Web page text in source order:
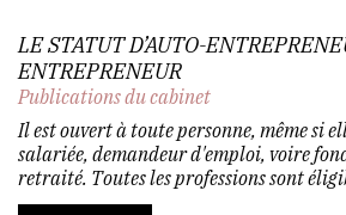
LE STATUT D’AUTO-
ENTREPRENEUR
Publications du cabinet
Il est ouvert à toute personne, même si
salariée, demandeur d'emploi, voire
retraité. Toutes les professions sont